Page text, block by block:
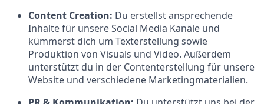
Content Creation: Du erstellst ansprechende
Inhalte für unsere Social Media Kanäle und
kümmerst dich um Texterstellung sowie
Produktion von Visuals und Video. Außerdem
unterstützt du in der Contenterstellung für unsere
Website und verschiedene Marketingmaterialien.